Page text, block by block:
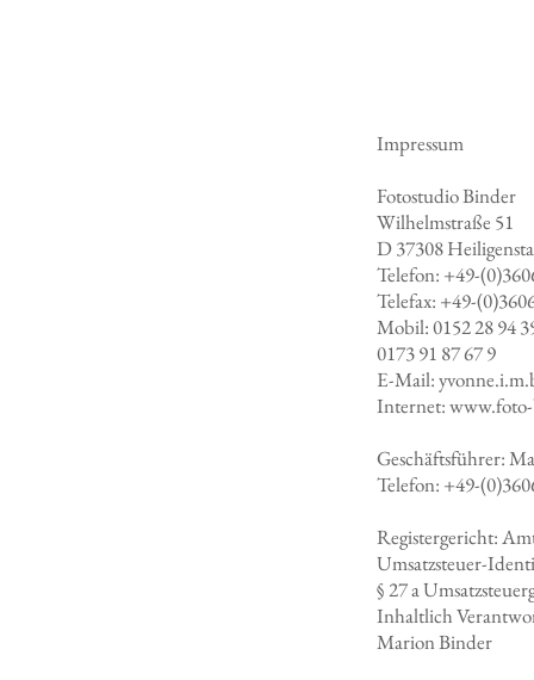
Impressum
Fotostudio Binder
Wilhelmstraße 51
D 37308
Telefon: +49-
Telefax: +49-
Mobil: 0152 28 94
0173 91 87 67 9
E-Mail:
Internet:
Geschäftsführer:
Telefon: +49-
Registergericht:
Umsatzsteuer-
§ 27 a
Inhaltlich
Marion Binder